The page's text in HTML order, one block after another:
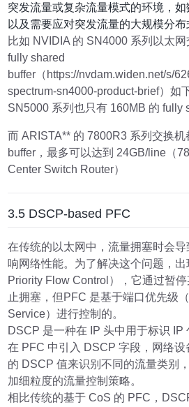
突发流量或复杂流量模式的环境，如
以及需要应对突发流量的大规模分布
比如 NVIDIA 的 SN4000 系列以太
fully shared
buffer（https://nvdam.widen.net/s/
spectrum-sn4000-product-brief）如
SN5000 系列也只有 160MB 的 fully
而 ARISTA** 的 7800R3 系列交换
buffer，最多可以达到 24GB/line（
Center Switch Router）
3.5 DSCP-based PFC
在传统的以太网中，流量拥塞时会
响网络性能。为了解决这个问题，
Priority Flow Control），它通过暂
止拥塞，但PFC 是基于端口优先级
Service）进行控制的。
DSCP 是一种在 IP 头中用于标识 IP
在 PFC 中引入 DSCP 字段，网络设
的 DSCP 值来识别不同的流量类别
加细粒度的流量控制策略。
相比传统的基于 CoS 的 PFC，